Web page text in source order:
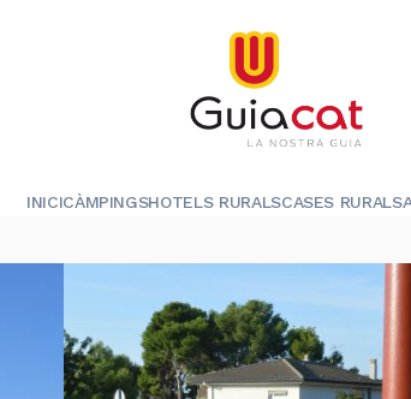
INICICÀMPINGSHOTELS RURALSCASES RURALS